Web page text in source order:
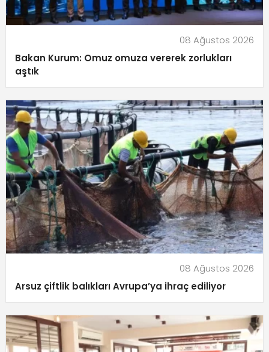
08 Ağustos 2026
Bakan Kurum: Omuz omuza vererek zorlukları
aştık
08 Ağustos 2026
Arsuz çiftlik balıkları Avrupa’ya ihraç ediliyor